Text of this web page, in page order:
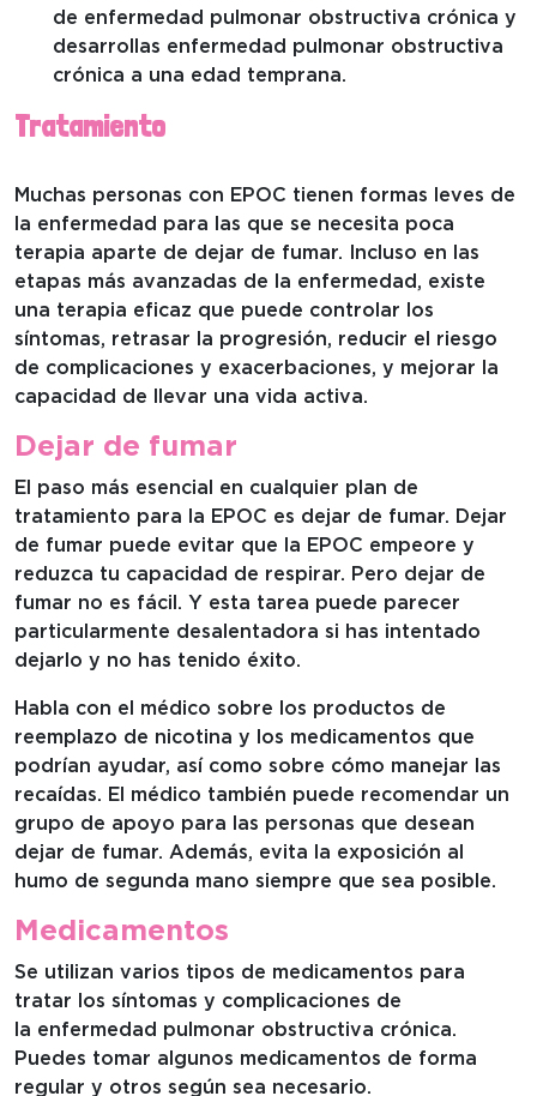
de enfermedad pulmonar obstructiva crónica y
desarrollas enfermedad pulmonar obstructiva
crónica a una edad temprana.
Tratamiento
Muchas personas con EPOC tienen formas leves de
la enfermedad para las que se necesita poca
terapia aparte de dejar de fumar. Incluso en las
etapas más avanzadas de la enfermedad, existe
una terapia eficaz que puede controlar los
síntomas, retrasar la progresión, reducir el riesgo
de complicaciones y exacerbaciones, y mejorar la
capacidad de llevar una vida activa.
Dejar de fumar
El paso más esencial en cualquier plan de
tratamiento para la EPOC es dejar de fumar. Dejar
de fumar puede evitar que la EPOC empeore y
reduzca tu capacidad de respirar. Pero dejar de
fumar no es fácil. Y esta tarea puede parecer
particularmente desalentadora si has intentado
dejarlo y no has tenido éxito.
Habla con el médico sobre los productos de
reemplazo de nicotina y los medicamentos que
podrían ayudar, así como sobre cómo manejar las
recaídas. El médico también puede recomendar un
grupo de apoyo para las personas que desean
dejar de fumar. Además, evita la exposición al
humo de segunda mano siempre que sea posible.
Medicamentos
Se utilizan varios tipos de medicamentos para
tratar los síntomas y complicaciones de
la enfermedad pulmonar obstructiva crónica.
Puedes tomar algunos medicamentos de forma
regular y otros según sea necesario.